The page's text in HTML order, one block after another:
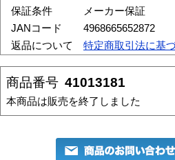
保証条件
メーカー保証
JANコード
4968665652872
返品について
特定商取引法に基
商品番号 41013181
本商品は販売を終了しました